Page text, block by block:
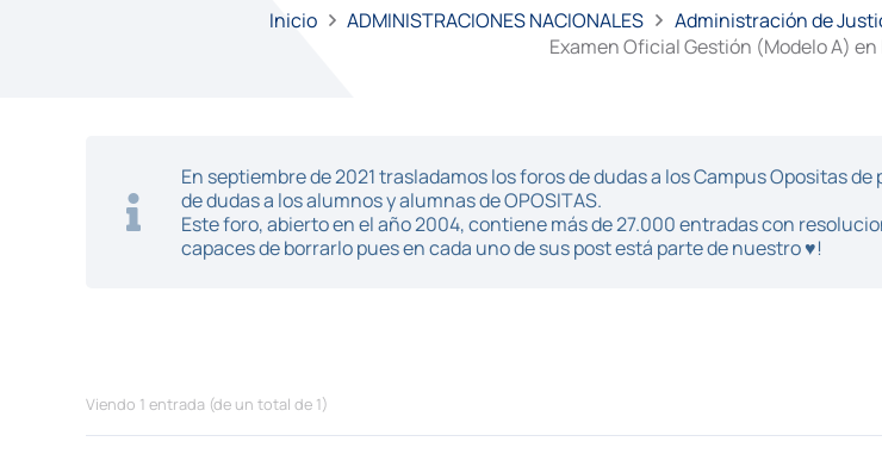
Inicio ADMINISTRACIONES NACIONALES
Administración de
Examen Oficial Gestión (Modelo A)
En septiembre de 2021 trasladamos los foros de dudas a los Campus Opositas
de dudas a los alumnos y alumnas de OPOSITAS.
Este foro, abierto en el año 2004, contiene más de 27.000 entradas con
capaces de borrarlo pues en cada uno de sus post está parte de nuestro ♥!
Viendo 1 entrada (de un total de 1)